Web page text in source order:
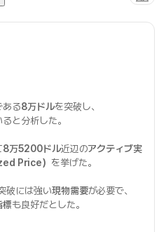
ある8万ドルを突破し、
と分析した。
8万5200ドル近辺のアクティブ実
Price）を挙げた。
破には強い現物需要が必要で、
標も良好だとした。